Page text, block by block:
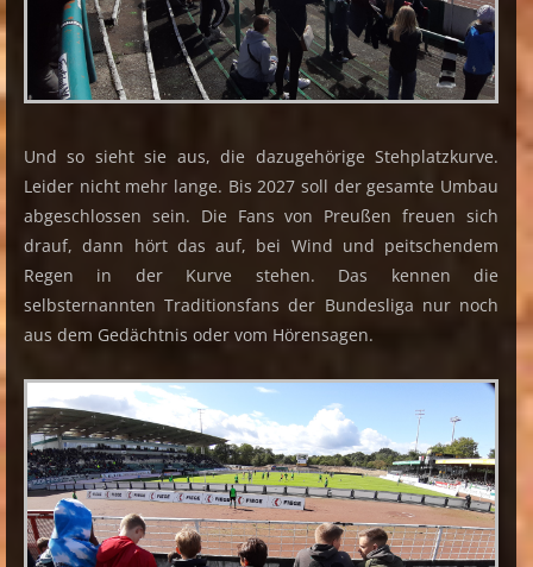
Und so sieht sie aus, die dazugehörige Stehplatzkurve.
Leider nicht mehr lange. Bis 2027 soll der gesamte Umbau
abgeschlossen sein. Die Fans von Preußen freuen sich
drauf, dann hört das auf, bei Wind und peitschendem
Regen in der Kurve stehen. Das kennen die
selbsternannten Traditionsfans der Bundesliga nur noch
aus dem Gedächtnis oder vom Hörensagen.